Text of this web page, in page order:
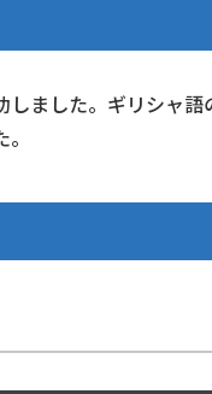
ました。ギリシャ語